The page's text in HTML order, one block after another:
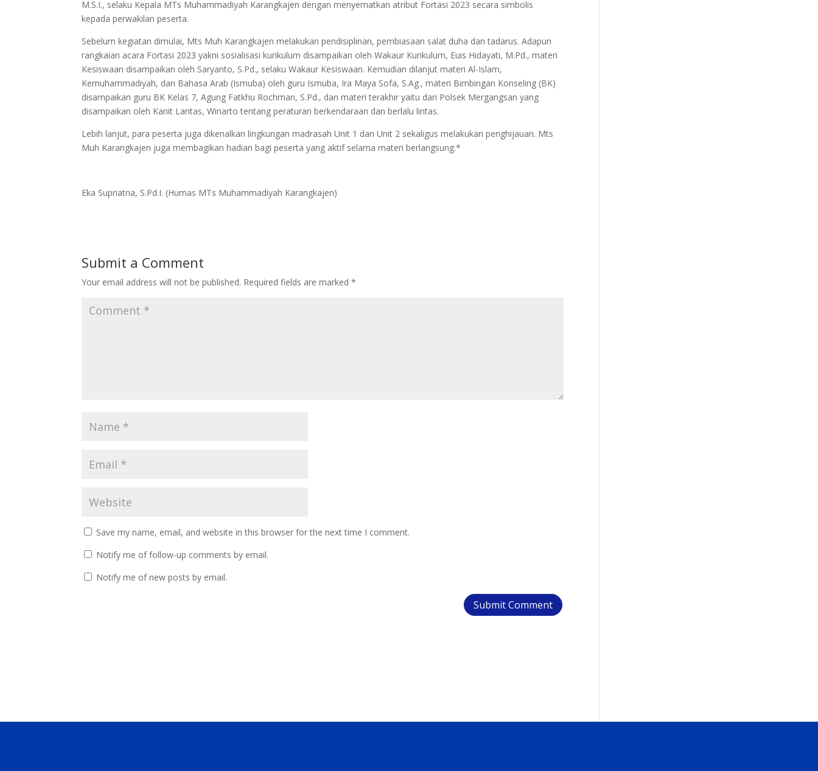
M.S.I., selaku Kepala MTs Muhammadiyah Karangkajen dengan menyematkan atribut Fortasi 2023 secara simbolis
kepada perwakilan peserta.
Sebelum kegiatan dimulai, Mts Muh Karangkajen melakukan pendisiplinan, pembiasaan salat duha dan tadarus. Adapun
rangkaian acara Fortasi 2023 yakni sosialisasi kurikulum disampaikan oleh Wakaur Kurikulum, Euis Hidayati, M.Pd., materi
Kesiswaan disampaikan oleh Saryanto, S.Pd., selaku Wakaur Kesiswaan. Kemudian dilanjut materi Al-Islam,
Kemuhammadiyah, dan Bahasa Arab (Ismuba) oleh guru Ismuba, Ira Maya Sofa, S.Ag., materi Bimbingan Konseling (BK)
disampaikan guru BK Kelas 7, Agung Fatkhu Rochman, S.Pd., dan materi terakhir yaitu dari Polsek Mergangsan yang
disampaikan oleh Kanit Lantas, Winarto tentang peraturan berkendaraan dan berlalu lintas.
Lebih lanjut, para peserta juga dikenalkan lingkungan madrasah Unit 1 dan Unit 2 sekaligus melakukan penghijauan. Mts
Muh Karangkajen juga membagikan hadian bagi peserta yang aktif selama materi berlangsung.*
Eka Supriatna, S.Pd.I. (Humas MTs Muhammadiyah Karangkajen)
Submit a Comment
Your email address will not be published. Required fields are marked*
Save my name, email, and website in this browser for the next time I comment.
Notify me of follow-up comments by email.
Notify me of new posts by email.